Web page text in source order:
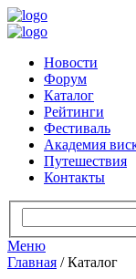
Новости
Форум
Каталог
Рейтинги
Фестиваль
Академия
Путешествия
Контакты
Меню
Главная /Каталог